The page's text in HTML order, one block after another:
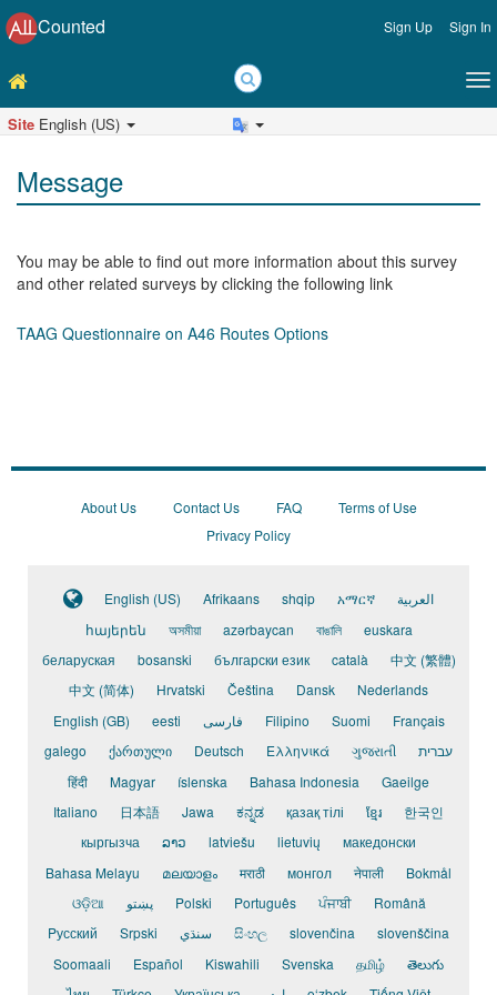
Counted Sign Up Sign In
Site English (US)
Message
You may be able to find out more information about this survey
and other related surveys by clicking the following link
TAAG Questionnaire on A46 Routes Options
About Us Contact Us FAQ
Terms of Use
Privacy Policy
English (US) Afrikaans shqip አማርኛ
العربية
հայերեն
অসমীয়া azərbaycan বাঙালি
euskara
беларуская
bosanski български език català
中文 (繁體)
中文 (简体)
Hrvatski Čeština Dansk
Nederlands
English (GB)
eesti فارسی Filipino Suomi
Français
galego
ქართული Deutsch Ελληνικά ગુજરાતી
עברית
हिंदी
Magyar íslenska Bahasa Indonesia
Gaeilge
Italiano
日本語 Jawa ಕನ್ನಡ қазақ тілі ខ្មែរ
한국인
кыргызча
ລາວ latviešu lietuvių
македонски
Bahasa Melayu
മലയാളം मराठी монгол नेपाली
Bokmål
ଓଡ଼ିଆ
پښتو Polski Português ਪੰਜਾਬੀ
Română
Pусский
Srpski سنڌي සිංහල slovenčina
slovenščina
Soomaali
Español Kiswahili Svenska தமிழ்
తెలుగు